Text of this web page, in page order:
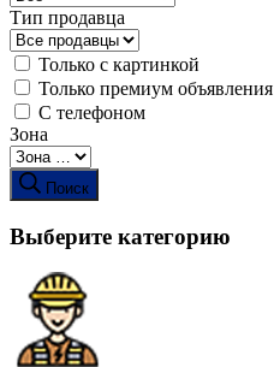
Тип продавца
Только с картинкой
Только премиум объявления
С телефоном
Зона
Поиск
Выберите категорию